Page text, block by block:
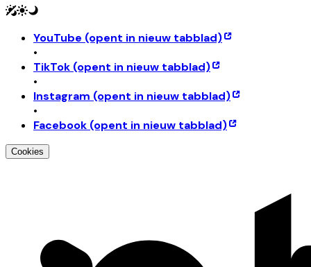
YouTube (opent in nieuw tabblad)
•
TikTok (opent in nieuw tabblad)
•
Instagram (opent in nieuw tabblad)
•
Facebook (opent in nieuw tabblad)
Cookies